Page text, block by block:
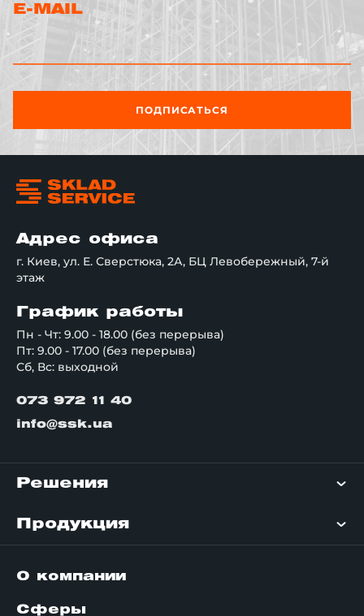
E-MAIL
ПОДПИСАТЬСЯ
Адрес офиса
г. Киев, ул. Е. Сверстюка, 2А, БЦ Левобережный, 7-й
этаж
График работы
Пн - Чт: 9.00 - 18.00 (без перерыва)
Пт: 9.00 - 17.00 (без перерыва)
Сб, Вс: выходной
073 972 11 40
info@ssk.ua
Решения
Продукция
О компании
Сферы